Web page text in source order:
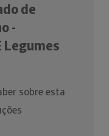
de
-
Legumes
sobre esta